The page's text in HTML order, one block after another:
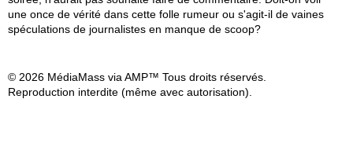
une once de vérité dans cette folle rumeur ou s'agit-il de vaines
spéculations de journalistes en manque de scoop?
© 2026 MédiaMass via AMP™ Tous droits réservés.
Reproduction interdite (même avec autorisation).